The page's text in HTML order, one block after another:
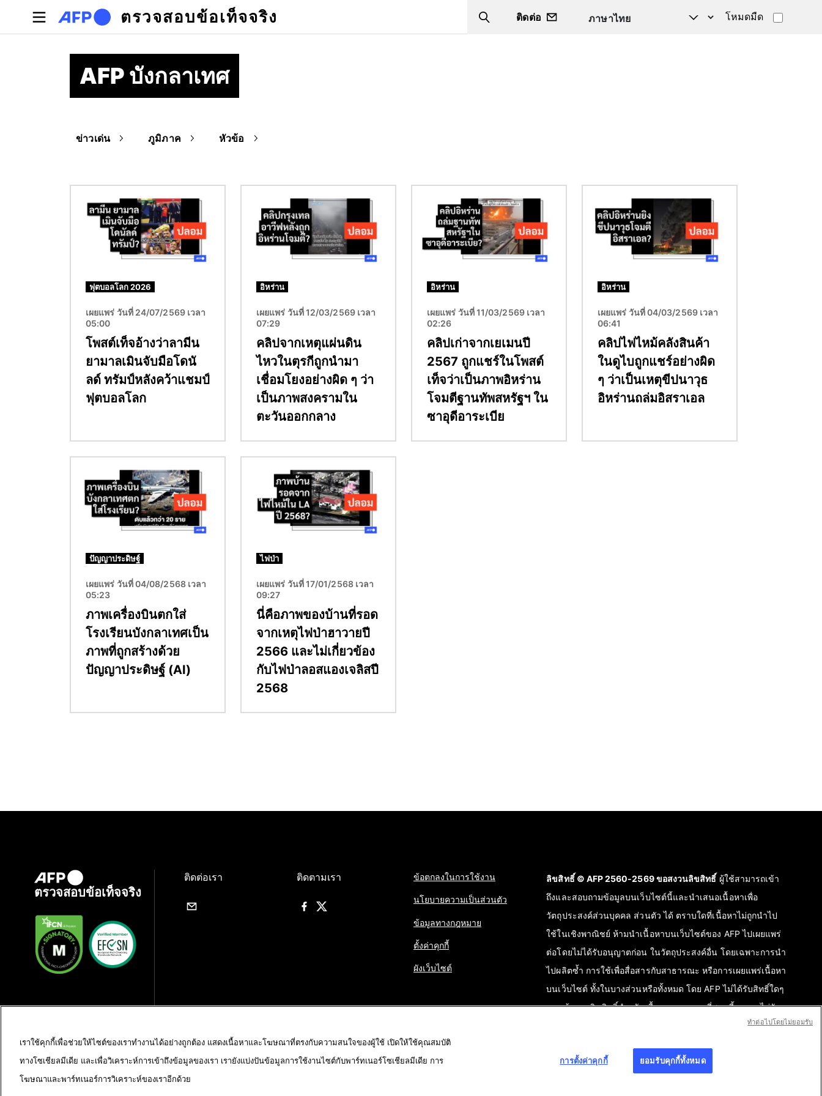
Skip to main content
ตรวจสอบข้อเท็จจริง Search
ติดต่อ โหมดมืด
AFP บังกลาเทศ
ข่าวเด่น ภูมิภาค หัวข้อ
ฟุตบอลโลก 2026
เผยแพร่ วันที่ 24/07/2569 เวลา
05:00
โพสต์เท็จอ้างว่าลามีน
ยามาลเมินจับมือโดนั
ลด์ ทรัมป์หลังคว้าแชมป์
ฟุตบอลโลก
อิหร่าน
เผยแพร่ วันที่ 12/03/2569 เวลา
07:29
คลิปจากเหตุแผ่นดิน
ไหวในตุรกีถูกนำมา
เชื่อมโยงอย่างผิด ๆ ว่า
เป็นภาพสงครามใน
ตะวันออกกลาง
อิหร่าน
เผยแพร่ วันที่ 11/03/2569 เวลา
02:26
คลิปเก่าจากเยเมนปี
2567 ถูกแชร์ในโพสต์
เท็จว่าเป็นภาพอิหร่าน
โจมตีฐานทัพสหรัฐฯ ใน
ซาอุดีอาระเบีย
อิหร่าน
เผยแพร่ วันที่ 04/03/2569 เวลา
06:41
คลิปไฟไหม้คลังสินค้า
ในดูไบถูกแชร์อย่างผิด
ๆ ว่าเป็นเหตุขีปนาวุธ
อิหร่านถล่มอิสราเอล
ปัญญาประดิษฐ์
เผยแพร่ วันที่ 04/08/2568 เวลา
05:23
ภาพเครื่องบินตกใส่
โรงเรียนบังกลาเทศเป็น
ภาพที่ถูกสร้างด้วย
ปัญญาประดิษฐ์ (AI)
ไฟป่า
เผยแพร่ วันที่ 17/01/2568 เวลา
09:27
นี่คือภาพของบ้านที่รอด
จากเหตุไฟป่าฮาวายปี
2566 และไม่เกี่ยวข้อง
กับไฟป่าลอสแองเจลิสปี
2568
ตรวจสอบข้อเท็จจริง
ติดต่อเรา ติดตามเรา ข้อตกลงในการใช้งาน
นโยบายความเป็นส่วนตัว
ข้อมูลทางกฎหมาย
ตั้งค่าคุกกี้
ผังเว็บไซต์
ลิขสิทธิ์ © AFP 2560-2569 ขอสงวนลิขสิทธิ์ ผู้ใช้สามารถเข้า
ถึงและสอบถามข้อมูลบนเว็บไซต์นี้และนำเสนอเนื้อหาเพื่อ
วัตถุประสงค์ส่วนบุคคล ส่วนตัว ได้ ตราบใดที่เนื้อหาไม่ถูกนำไป
ใช้ในเชิงพาณิชย์ ห้ามนำเนื้อหาบนเว็บไซต์ของ AFP ไปเผยแพร่
ต่อโดยไม่ได้รับอนุญาตก่อน ในวัตถุประสงค์อื่น โดยเฉพาะการนำ
ไปผลิตซ้ำ การใช้เพื่อสื่อสารกับสาธารณะ หรือการเผยแพร่เนื้อหา
บนเว็บไซต์ ทั้งในบางส่วนหรือทั้งหมด โดย AFP ไม่ได้รับสิทธิ์ใดๆ
จากเจ้าของลิขสิทธิ์สำหรับเนื้อหาของบุคคลที่สามนี้และจะไม่รับ
ผิดชอบใดๆ ในเรื่องนี้ AFP และสัญลักษณ์เป็นเครื่องหมายที่ได้รับ
เราใช้คุกกี้เพื่อช่วยให้ไซต์ของเราทำงานได้อย่างถูกต้อง แสดงเนื้อหาและโฆษณาที่ตรงกับความสนใจของผู้ใช้ เปิดให้ใช้คุณสมบัติ
ทางโซเชียลมีเดีย และเพื่อวิเคราะห์การเข้าถึงข้อมูลของเรา เรายังแบ่งปันข้อมูลการใช้งานไซต์กับพาร์ทเนอร์โซเชียลมีเดีย การ
โฆษณาและพาร์ทเนอร์การวิเคราะห์ของเราอีกด้วย
การตั้งค่าคุกกี้ ยอมรับคุกกี้ทั้งหมด
ทําต่อไปโดยไม่ยอมรับ